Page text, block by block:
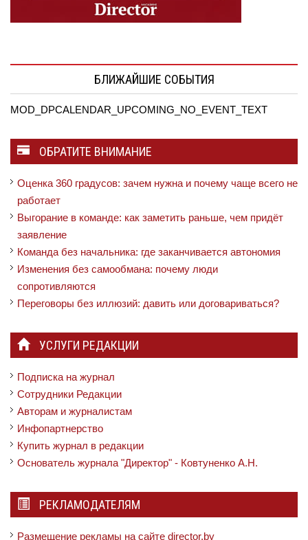
БЛИЖАЙШИЕ СОБЫТИЯ
MOD_DPCALENDAR_UPCOMING_NO_EVENT_TEXT
ОБРАТИТЕ ВНИМАНИЕ
Оценка 360 градусов: зачем нужна и почему чаще всего не
работает
Выгорание в команде: как заметить раньше, чем придёт
заявление
Команда без начальника: где заканчивается автономия
Изменения без самообмана: почему люди
сопротивляются
Переговоры без иллюзий: давить или договариваться?
УСЛУГИ РЕДАКЦИИ
Подписка на журнал
Сотрудники Редакции
Авторам и журналистам
Инфопартнерство
Купить журнал в редакции
Основатель журнала "Директор" - Ковтуненко А.Н.
РЕКЛАМОДАТЕЛЯМ
Размещение рекламы на сайте director.by